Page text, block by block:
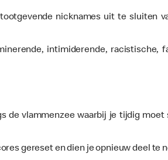
nicknames uit te sluiten
intimiderende, racistische,
de vlammenzee waarbij je tijdig
gereset en dien je opnieuw deel te